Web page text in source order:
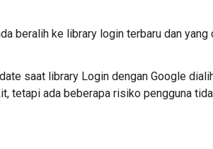
beralih ke library login terbaru dan yang
saat library Login dengan Google
tetapi ada beberapa risiko pengguna